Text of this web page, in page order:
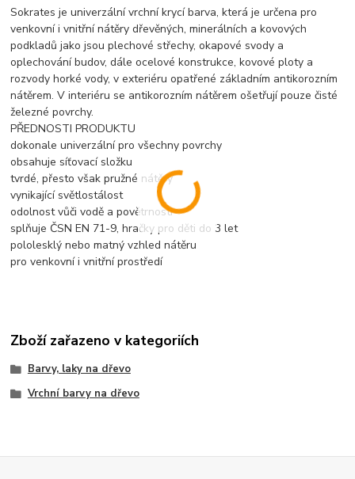
Sokrates je univerzální vrchní krycí barva, která je určena pro
venkovní i vnitřní nátěry dřevěných, minerálních a kovových
podkladů jako jsou plechové střechy, okapové svody a
oplechování budov, dále ocelové konstrukce, kovové ploty a
rozvody horké vody, v exteriéru opatřené základním antikorozním
nátěrem. V interiéru se antikorozním nátěrem ošetřují pouze čisté
železné povrchy.
PŘEDNOSTI PRODUKTU
dokonale univerzální pro všechny povrchy
obsahuje síťovací složku
tvrdé, přesto však pružné nátěry
vynikající světlostálost
odolnost vůči vodě a povětrnosti
splňuje ČSN EN 71-9, hračky pro děti do 3 let
pololesklý nebo matný vzhled nátěru
pro venkovní i vnitřní prostředí
Zboží zařazeno v kategoriích
Barvy, laky na dřevo
Vrchní barvy na dřevo